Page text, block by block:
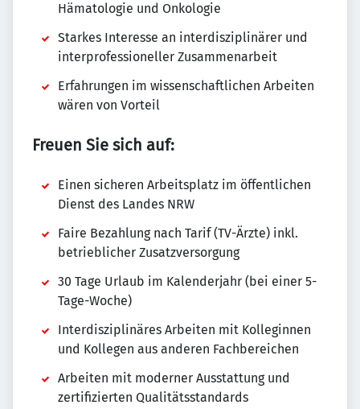
Hämatologie und Onkologie
Starkes Interesse an interdisziplinärer und
interprofessioneller Zusammenarbeit
Erfahrungen im wissenschaftlichen Arbeiten
wären von Vorteil
Freuen Sie sich auf:
Einen sicheren Arbeitsplatz im öffentlichen
Dienst des Landes NRW
Faire Bezahlung nach Tarif (TV-Ärzte) inkl.
betrieblicher Zusatzversorgung
30 Tage Urlaub im Kalenderjahr (bei einer 5-
Tage-Woche)
Interdisziplinäres Arbeiten mit Kolleginnen
und Kollegen aus anderen Fachbereichen
Arbeiten mit moderner Ausstattung und
zertifizierten Qualitätsstandards